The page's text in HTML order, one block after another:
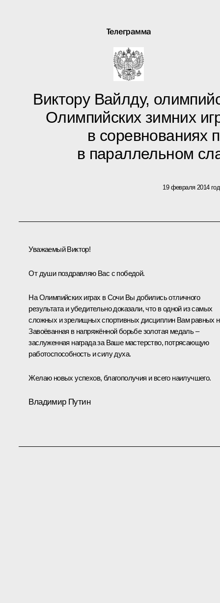
Телеграмма
Виктору Вайлду,
Олимпийских зимних
в соревнованиях
в параллельном
19 февраля 2014
Уважаемый Виктор!
От души поздравляю Вас с победой.
На Олимпийских играх в Сочи Вы добились отличного
результата и убедительно доказали, что в одной из самых
сложных и зрелищных спортивных дисциплин Вам равных
Завоёванная в напряжённой борьбе золотая медаль –
заслуженная награда за Ваше мастерство, потрясающую
работоспособность и силу духа.
Желаю новых успехов, благополучия и всего наилучшего.
Владимир Путин